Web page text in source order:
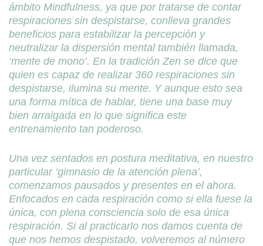
ámbito Mindfulness, ya que por tratarse de contar
respiraciones sin despistarse, conlleva grandes
beneficios para estabilizar la percepción y
neutralizar la dispersión mental también llamada,
‘mente de mono’. En la tradición Zen se dice que
quien es capaz de realizar 360 respiraciones sin
despistarse, ilumina su mente. Y aunque esto sea
una forma mítica de hablar, tiene una base muy
bien arraigada en lo que significa este
entrenamiento tan poderoso.
Una vez sentados en postura meditativa, en nuestro
particular ‘gimnasio de la atención plena’,
comenzamos pausados y presentes en el ahora.
Enfocados en cada respiración como si ella fuese la
única, con plena consciencia solo de esa única
respiración. Si al practicarlo nos damos cuenta de
que nos hemos despistado, volveremos al número